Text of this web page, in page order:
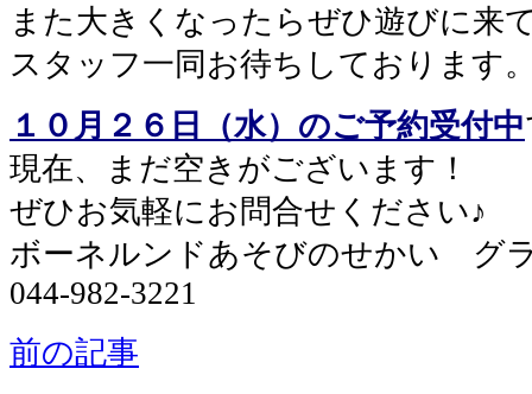
また大きくなったらぜひ遊びに来
スタッフ一同お待ちしております
１０ 月２６日（水）のご予約受付中
現在、まだ空きがございます！
ぜひお気軽にお問合せください♪
ボーネルンドあそびのせかい グ
044-982-3221
前の記事